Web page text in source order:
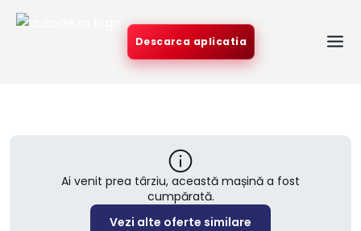
Descarca aplicatia
Ai venit prea târziu, această mașină a fost
cumpărată.
Vezi alte oferte similare